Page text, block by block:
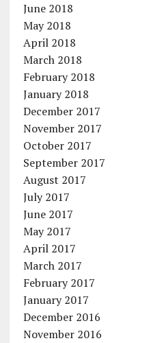
June 2018
May 2018
April 2018
March 2018
February 2018
January 2018
December 2017
November 2017
October 2017
September 2017
August 2017
July 2017
June 2017
May 2017
April 2017
March 2017
February 2017
January 2017
December 2016
November 2016